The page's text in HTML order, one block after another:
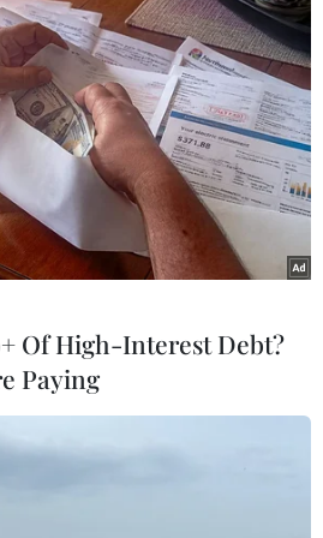
tăng mạnh bất
chính trị
thỏa thuận
của Mỹ có
trở thành
hệ Việt Nam-
Of High-Interest Debt?
Paying